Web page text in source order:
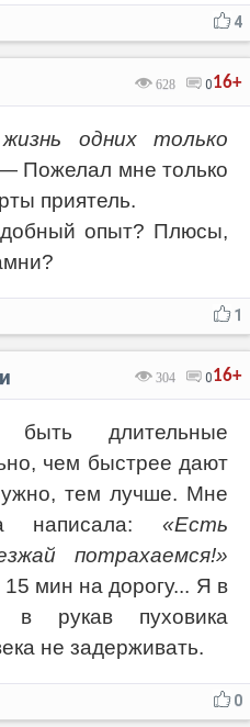
4
16+
628 0
одних только
Пожелал мне только
приятель.
опыт? Плюсы,
1
16+
304 0
длительные
чем быстрее дают
тем лучше. Мне
написала: «Есть
потрахаемся!»
мин на дорогу... Я в
рукав пуховика
не задерживать.
0